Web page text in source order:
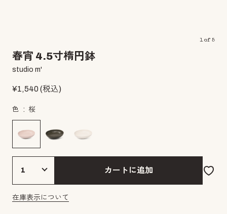
1of 5
春宵 4.5寸楕円鉢
studio m'
¥1,540(税込)
色 桜
カートに追加
在庫表示について